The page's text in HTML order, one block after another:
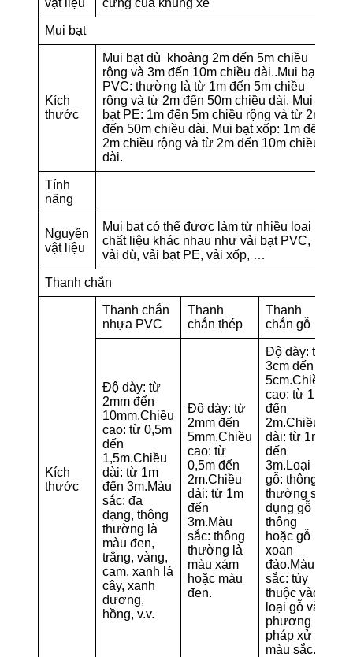
Mui bạt
Kích
thước
Mui bạt dù khoảng 2m đến 5m chiều
rộng và 3m đến 10m chiều dài..Mui bạt
PVC: thường là từ 1m đến 5m chiều
rộng và từ 2m đến 50m chiều dài. Mui
bạt PE: 1m đến 5m chiều rộng và từ 2m
đến 50m chiều dài. Mui bạt xốp: 1m đến
2m chiều rộng và từ 2m đến 10m chiều
dài.
Tính
năng
Nguyên
vật liệu
Mui bạt có thể được làm từ nhiều loại
chất liệu khác nhau như vải bạt PVC,
vải dù, vải bạt PE, vải xốp, …
Thanh chắn
Kích
thước
Thanh chắn
nhựa PVC
Thanh
chắn thép
Thanh
chắn gỗ
Độ dày: từ
2mm đến
10mm.Chiều
cao: từ 0,5m
đến
1,5m.Chiều
dài: từ 1m
đến 3m.Màu
sắc: đa
dạng, thông
thường là
màu đen,
trắng, vàng,
cam, xanh lá
cây, xanh
dương,
hồng, v.v.
Độ dày: từ
2mm đến
5mm.Chiều
cao: từ
0,5m đến
2m.Chiều
dài: từ 1m
đến
3m.Màu
sắc: thông
thường là
màu xám
hoặc màu
đen.
Độ dày: từ
3cm đến
5cm.Chiều
cao: từ 1m
đến
2m.Chiều
dài: từ 1m
đến
3m.Loại
gỗ: thông
thường sử
dụng gỗ
thông
hoặc gỗ
xoan
đào.Màu
sắc: tùy
thuộc vào
loại gỗ và
phương
pháp xử lý
màu sắc.